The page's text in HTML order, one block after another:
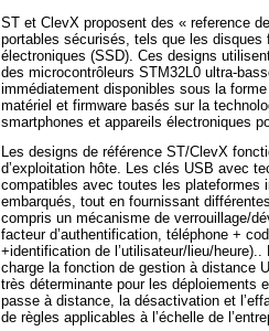
ST et ClevX proposent des « reference
portables sécurisés, tels que les
électroniques (SSD). Ces designs
des microcontrôleurs STM32L0 ultra-
immédiatement disponibles sous la
matériel et firmware basés sur la
smartphones et appareils électroniques
Les designs de référence ST/ClevX
d’exploitation hôte. Les clés USB avec
compatibles avec toutes les plateformes
embarqués, tout en fournissant
compris un mécanisme de verrouillage/
facteur d’authentification, téléphone +
+identification de l’utilisateur/lieu/
charge la fonction de gestion à distance
très déterminante pour les déploiements
passe à distance, la désactivation et
de règles applicables à l’échelle de